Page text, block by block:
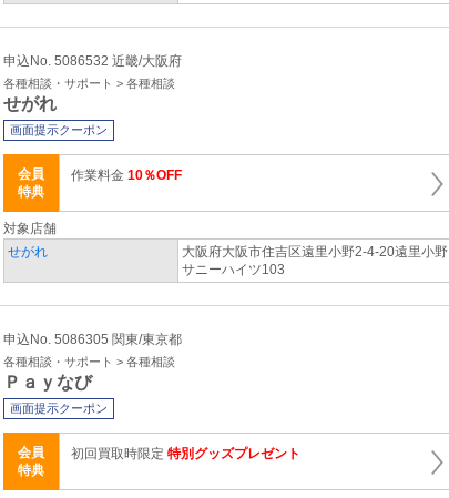
申込No. 5086532 近畿/大阪府
各種相談・サポート > 各種相談
せがれ
画面提示クーポン
会員
特典
作業料金 10％OFF
対象店舗
せがれ
大阪府大阪市住吉区遠里小野2-4-20遠里小野
サニーハイツ103
申込No. 5086305 関東/東京都
各種相談・サポート > 各種相談
Ｐａｙなび
画面提示クーポン
会員
特典
初回買取時限定 特別グッズプレゼント